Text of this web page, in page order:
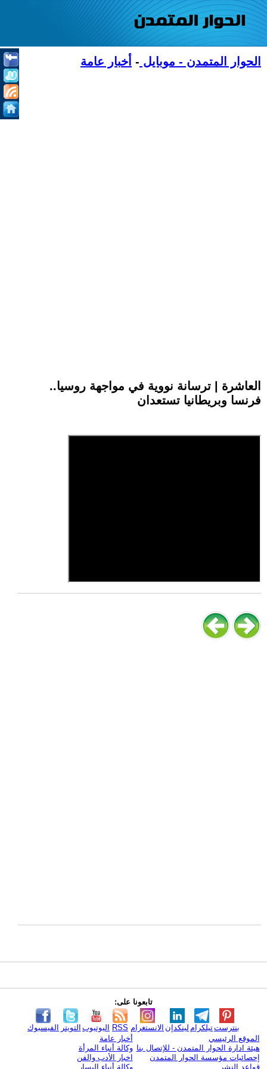
الحوار المتمدن - موبايل - أخبار عامة
العاشرة | ترسانة نووية في مواجهة روسيا..
فرنسا وبريطانيا تستعدان
تابعونا على:
الفيسبوك التويتر اليوتيوب RSS الانستغرام لينكدإن تيلكرامبنترست
الموقع الرئيسي
هيئة ادارة الحوار المتمدن - للإتصال بنا
إحصائيات مؤسسة الحوار المتمدن
قواعد النشر
أخبار عامة
وكالة أنباء المرأة
اخبار الأدب والفن
وكالة أنباء اليسار